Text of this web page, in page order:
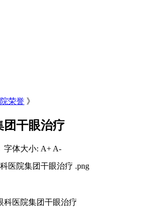
荣誉 》
团干眼治疗
字体大小: A+ A-
科医院集团干眼治疗